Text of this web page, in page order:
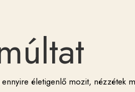
életigenlő mozit, nézzétek